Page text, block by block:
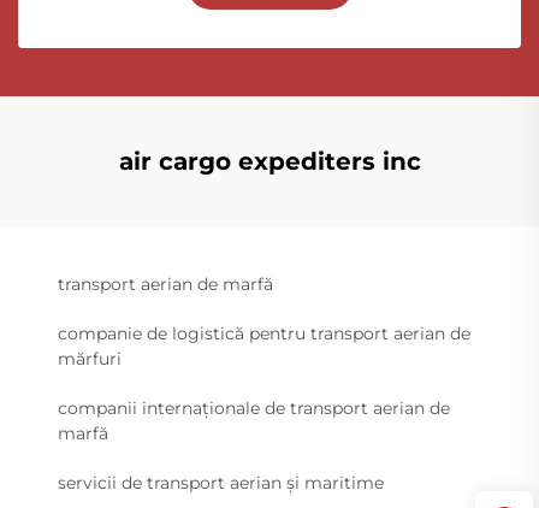
air cargo expediters inc
transport aerian de marfă
companie de logistică pentru transport aerian de
mărfuri
companii internaționale de transport aerian de
marfă
servicii de transport aerian și maritime